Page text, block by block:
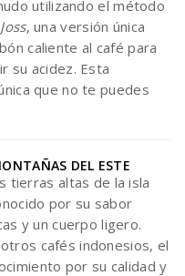
utilizando el método
, una versión única
caliente al café para
su acidez. Esta
que no te puedes
DEL ESTE
tierras altas de la isla
por su sabor
y un cuerpo ligero.
cafés indonesios, el
por su calidad y